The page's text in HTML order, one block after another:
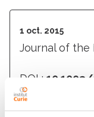
1 oct. 2015
Journal of the
DOI :